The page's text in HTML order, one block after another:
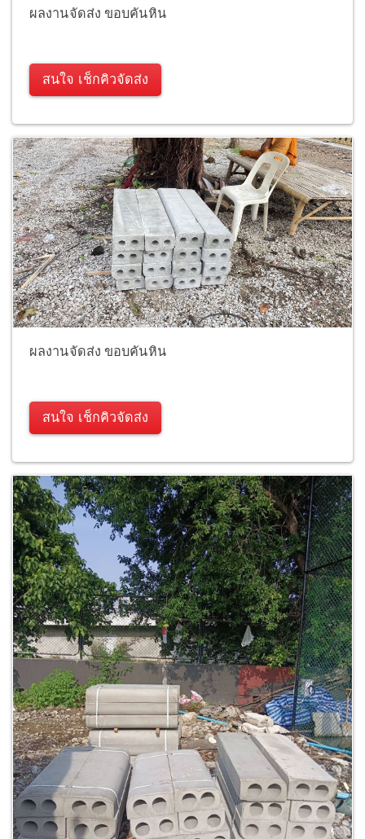
ผลงานจัดส่ง ขอบคันหิน
สนใจ เช็กคิวจัดส่ง
ผลงานจัดส่ง ขอบคันหิน
สนใจ เช็กคิวจัดส่ง